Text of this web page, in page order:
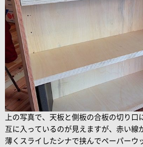
上の写真で、天板と側板の合板の切り口
互に入っているのが見えますが、赤い線
薄くスライしたシナで挟んでペーパーウ